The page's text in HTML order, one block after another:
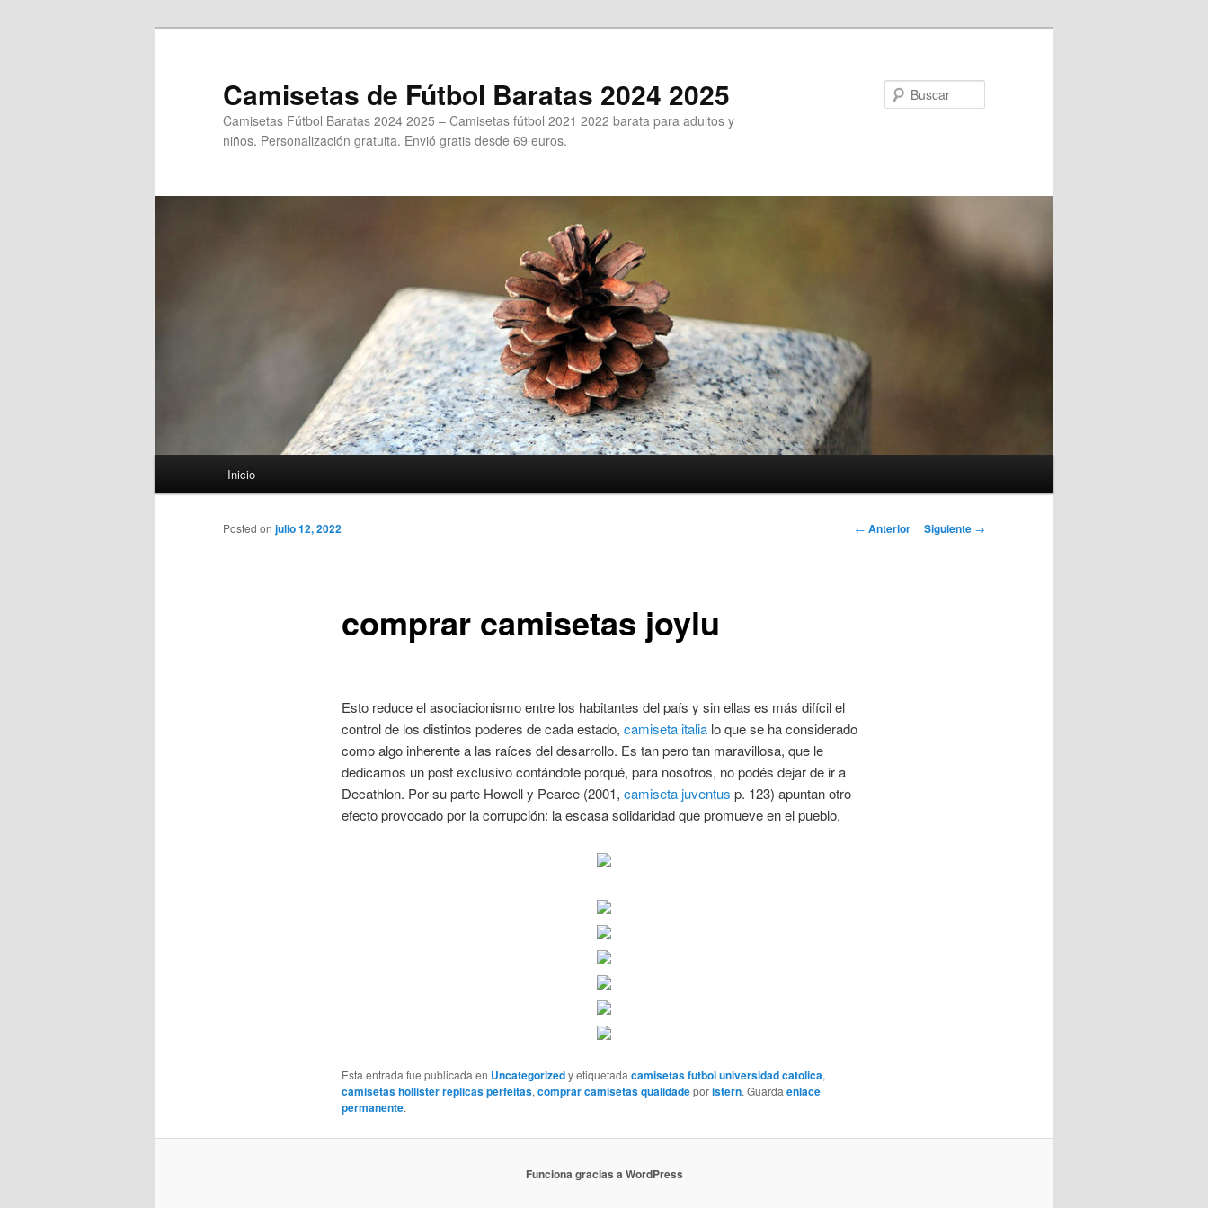
Camisetas de Fútbol Baratas 2024 2025
Camisetas Fútbol Baratas 2024 2025 – Camisetas fútbol 2021 2022 barata para adultos y
niños. Personalización gratuita. Envió gratis desde 69 euros.
Inicio
Navegación
← Anterior Siguiente →
comprar camisetas joylu
Posted on julio 12, 2022
Esto reduce el asociacionismo entre los habitantes del país y sin ellas es más difícil el
control de los distintos poderes de cada estado, camiseta italialo que se ha considerado
como algo inherente a las raíces del desarrollo. Es tan pero tan maravillosa, que le
dedicamos un post exclusivo contándote porqué, para nosotros, no podés dejar de ir a
Decathlon. Por su parte Howell y Pearce (2001, camiseta juventus p. 123) apuntan otro
efecto provocado por la corrupción: la escasa solidaridad que promueve en el pueblo.
Esta entrada fue publicada en Uncategorizedy etiquetadacamisetas futbol universidad catolica,
camisetas hollister replicas perfeitas,comprar camisetas qualidadeporistern. Guardaenlace
permanente.
Funciona gracias a WordPress